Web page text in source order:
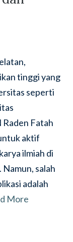
tinggi yang
seperti
Raden Fatah
aktif
ilmiah di
salah
adalah
More